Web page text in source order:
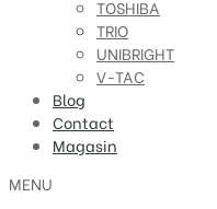
TOSHIBA
TRIO
UNIBRIGHT
V-TAC
Blog
Contact
Magasin
MENU